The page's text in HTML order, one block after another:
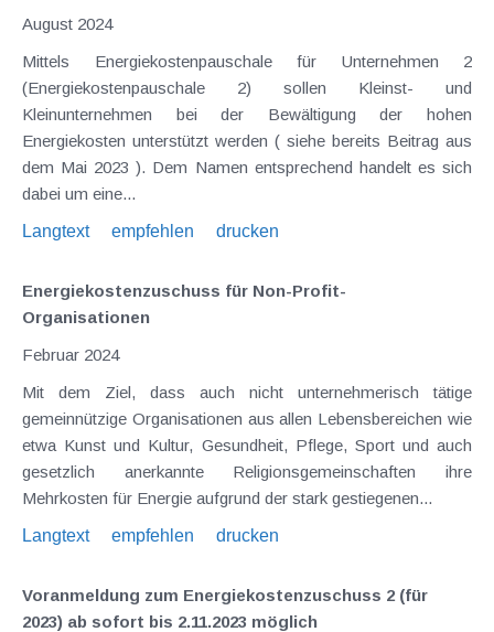
August 2024
Mittels Energiekostenpauschale für Unternehmen 2
(Energiekostenpauschale 2) sollen Kleinst- und
Kleinunternehmen bei der Bewältigung der hohen
Energiekosten unterstützt werden ( siehe bereits Beitrag aus
dem Mai 2023 ). Dem Namen entsprechend handelt es sich
dabei um eine...
Langtext
empfehlen drucken
Energiekostenzuschuss für Non-Profit-
Organisationen
Februar 2024
Mit dem Ziel, dass auch nicht unternehmerisch tätige
gemeinnützige Organisationen aus allen Lebensbereichen wie
etwa Kunst und Kultur, Gesundheit, Pflege, Sport und auch
gesetzlich anerkannte Religionsgemeinschaften ihre
Mehrkosten für Energie aufgrund der stark gestiegenen...
Langtext
empfehlen drucken
Voranmeldung zum Energiekostenzuschuss 2 (für
2023) ab sofort bis 2.11.2023 möglich